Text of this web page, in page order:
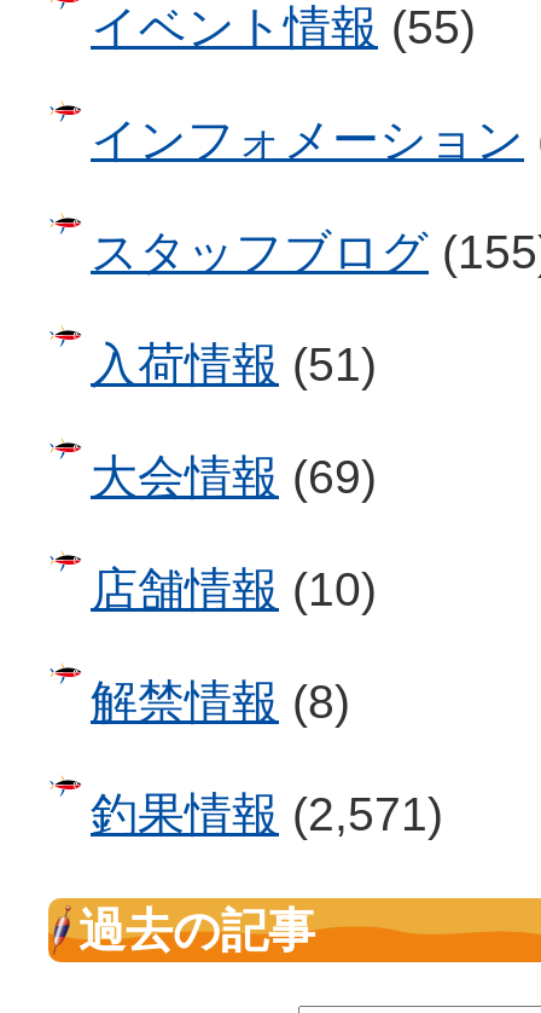
イベント情報 (55)
インフォメーション
スタッフブログ
入荷情報 (51)
大会情報 (69)
店舗情報 (10)
解禁情報 (8)
釣果情報 (2,571)
過去の記事